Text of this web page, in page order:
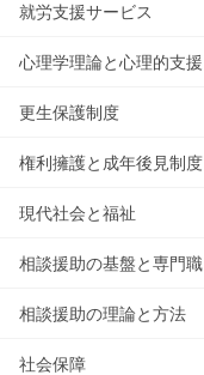
就労支援サービス
心理学理論と心理的支援
更生保護制度
権利擁護と成年後見制度
現代社会と福祉
相談援助の基盤と専門職
相談援助の理論と方法
社会保障